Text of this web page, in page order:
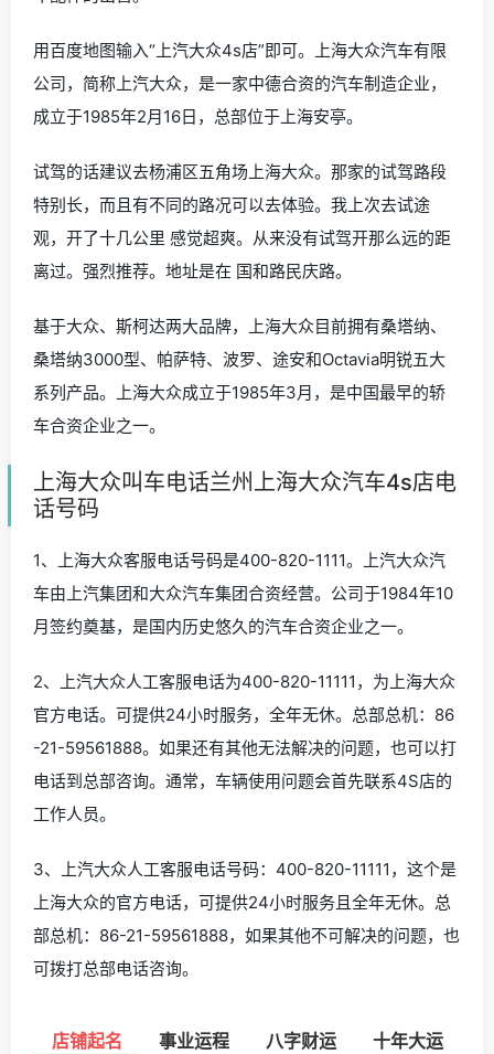
用百度地图输入“上汽大众4s店”即可。上海大众汽车有限
公司，简称上汽大众，是一家中德合资的汽车制造企业，
成立于1985年2月16日，总部位于上海安亭。
试驾的话建议去杨浦区五角场上海大众。那家的试驾路段
特别长，而且有不同的路况可以去体验。我上次去试途
观，开了十几公里 感觉超爽。从来没有试驾开那么远的距
离过。强烈推荐。地址是在 国和路民庆路。
基于大众、斯柯达两大品牌，上海大众目前拥有桑塔纳、
桑塔纳3000型、帕萨特、波罗、途安和Octavia明锐五大
系列产品。上海大众成立于1985年3月，是中国最早的轿
车合资企业之一。
上海大众叫车电话兰州上海大众汽车4s店电
话号码
1、上海大众客服电话号码是400-820-1111。上汽大众汽
车由上汽集团和大众汽车集团合资经营。公司于1984年10
月签约奠基，是国内历史悠久的汽车合资企业之一。
2、上汽大众人工客服电话为400-820-11111，为上海大众
官方电话。可提供24小时服务，全年无休。总部总机：86
-21-59561888。如果还有其他无法解决的问题，也可以打
电话到总部咨询。通常，车辆使用问题会首先联系4S店的
工作人员。
3、上汽大众人工客服电话号码：400-820-11111，这个是
上海大众的官方电话，可提供24小时服务且全年无休。总
部总机：86-21-59561888，如果其他不可解决的问题，也
可拨打总部电话咨询。
店铺起名 事业运程 八字财运 十年大运